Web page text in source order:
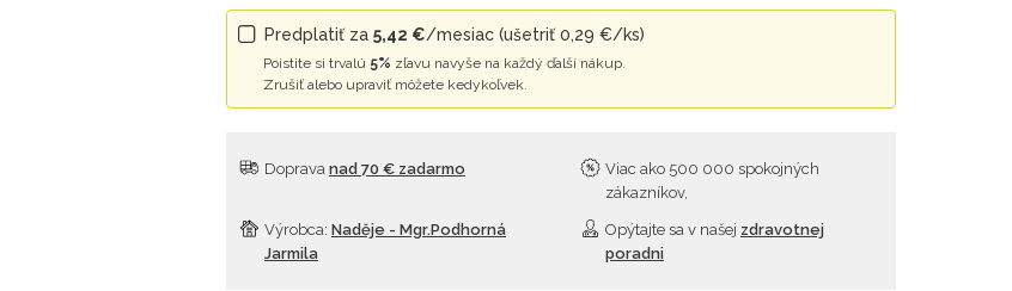
Predplatiť za 5,42 €/mesiac (ušetriť 0,29 €/ks)
Poistite si trvalú 5% zľavu navyše na každý ďalší nákup.
Zrušiť alebo upraviť môžete kedykoľvek.
Doprava nad 70 € zadarmo
Viac ako 500 000 spokojných
zákazníkov,
Výrobca: Naděje - Mgr.Podhorná
Jarmila
Opýtajte sa v našej zdravotnej
poradni